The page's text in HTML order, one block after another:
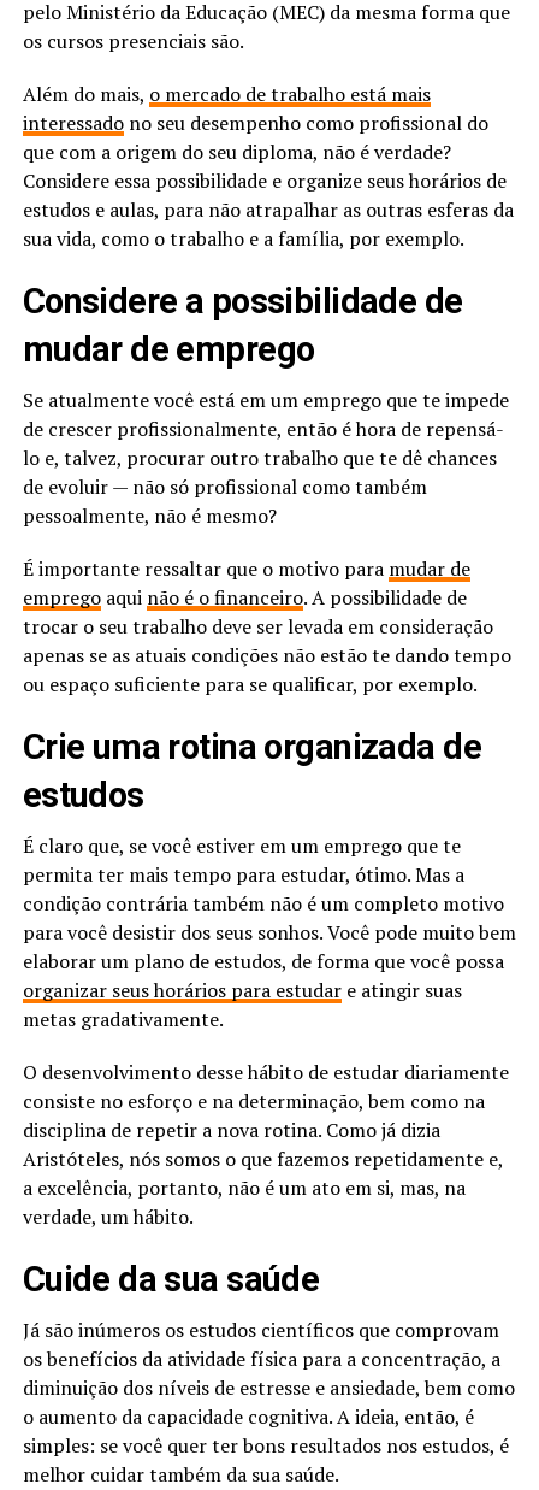
pelo Ministério da Educação (MEC) da mesma forma que
os cursos presenciais são.
Além do mais, o mercado de trabalho está mais
interessadono seu desempenho como profissional do
que com a origem do seu diploma, não é verdade?
Considere essa possibilidade e organize seus horários de
estudos e aulas, para não atrapalhar as outras esferas da
sua vida, como o trabalho e a família, por exemplo.
Considere a possibilidade de
mudar de emprego
Se atualmente você está em um emprego que te impede
de crescer profissionalmente, então é hora de repensá-
lo e, talvez, procurar outro trabalho que te dê chances
de evoluir — não só profissional como também
pessoalmente, não é mesmo?
É importante ressaltar que o motivo para mudar de
empregoaqui não é o financeiro. A possibilidade de
trocar o seu trabalho deve ser levada em consideração
apenas se as atuais condições não estão te dando tempo
ou espaço suficiente para se qualificar, por exemplo.
Crie uma rotina organizada de
estudos
É claro que, se você estiver em um emprego que te
permita ter mais tempo para estudar, ótimo. Mas a
condição contrária também não é um completo motivo
para você desistir dos seus sonhos. Você pode muito bem
elaborar um plano de estudos, de forma que você possa
organizar seus horários para estudare atingir suas
metas gradativamente.
O desenvolvimento desse hábito de estudar diariamente
consiste no esforço e na determinação, bem como na
disciplina de repetir a nova rotina. Como já dizia
Aristóteles, nós somos o que fazemos repetidamente e,
a excelência, portanto, não é um ato em si, mas, na
verdade, um hábito.
Cuide da sua saúde
Já são inúmeros os estudos científicos que comprovam
os benefícios da atividade física para a concentração, a
diminuição dos níveis de estresse e ansiedade, bem como
o aumento da capacidade cognitiva. A ideia, então, é
simples: se você quer ter bons resultados nos estudos, é
melhor cuidar também da sua saúde.